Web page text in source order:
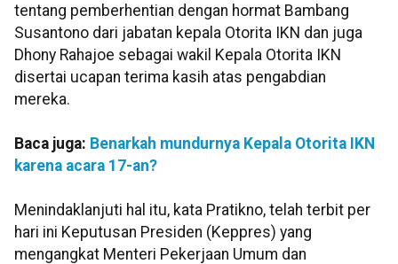
tentang pemberhentian dengan hormat Bambang
Susantono dari jabatan kepala Otorita IKN dan juga
Dhony Rahajoe sebagai wakil Kepala Otorita IKN
disertai ucapan terima kasih atas pengabdian
mereka.
Baca juga: Benarkah mundurnya Kepala Otorita IKN
karena acara 17-an?
Menindaklanjuti hal itu, kata Pratikno, telah terbit per
hari ini Keputusan Presiden (Keppres) yang
mengangkat Menteri Pekerjaan Umum dan